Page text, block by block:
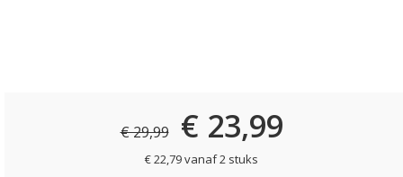
€ 29,99 € 23,99
€ 22,79 vanaf 2 stuks